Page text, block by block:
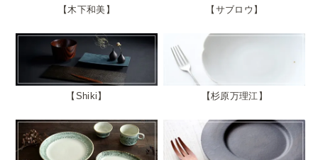
木下和美 サブロウ
Shiki 杉原万理江